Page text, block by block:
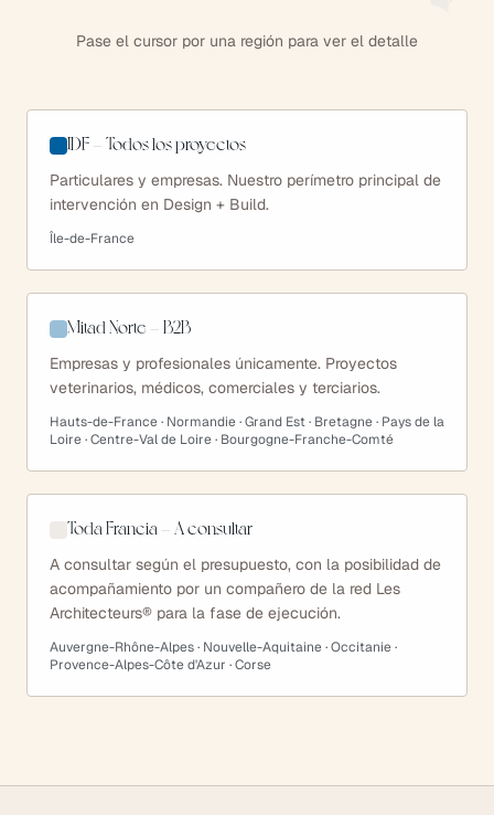
Pase el cursor por una región para ver el detalle
IDF — Todos los proyectos
Particulares y empresas. Nuestro perímetro principal de
intervención en Design + Build.
Île-de-France
Mitad Norte — B2B
Empresas y profesionales únicamente. Proyectos
veterinarios, médicos, comerciales y terciarios.
Hauts-de-France · Normandie · Grand Est · Bretagne · Pays de la
Loire · Centre-Val de Loire · Bourgogne-Franche-Comté
Toda Francia — A consultar
A consultar según el presupuesto, con la posibilidad de
acompañamiento por un compañero de la red Les
Architecteurs® para la fase de ejecución.
Auvergne-Rhône-Alpes · Nouvelle-Aquitaine · Occitanie ·
Provence-Alpes-Côte d'Azur · Corse